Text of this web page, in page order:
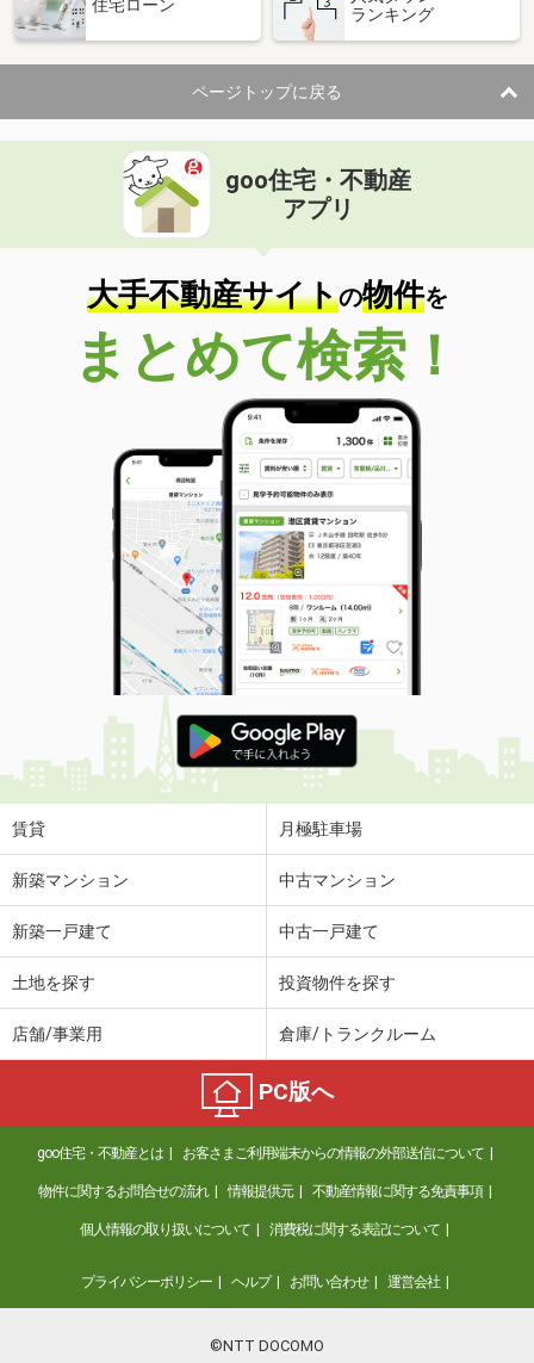
住宅ローン
ランキング
ページトップに戻る
goo住宅・不動産
アプリ
大手不動産サイトの物件を
まとめて検索！
賃貸 月極駐車場
新築マンション 中古マンション
新築一戸建て 中古一戸建て
土地を探す 投資物件を探す
店舗/事業用 倉庫/トランクルーム
PC版へ
goo住宅・不動産とは お客さまご利用端末からの情報の外部送信について
物件に関するお問合せの流れ 情報提供元 不動産情報に関する免責事項
個人情報の取り扱いについて 消費税に関する表記について
プライバシーポリシー ヘルプ お問い合わせ 運営会社
©NTT DOCOMO